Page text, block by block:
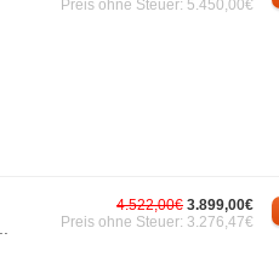
Preis ohne Steuer: 5.450,00€
4.522,00€ 3.899,00€
Preis ohne Steuer: 3.276,47€